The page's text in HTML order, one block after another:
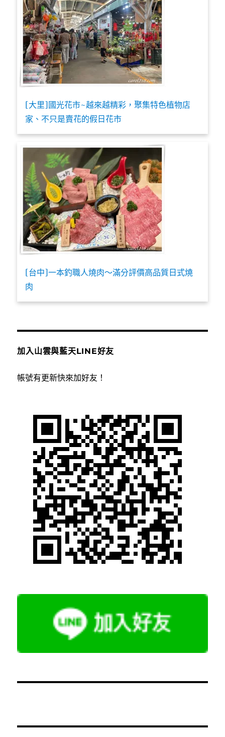
[大里]國光花市~越來越精彩，聚集特色植物店
家、不只是賣花的假日花市
[台中]一本釣職人燒肉～滿分評價高品質日式燒
肉
加入山雲與藍天LINE好友
帳號有更新快來加好友！